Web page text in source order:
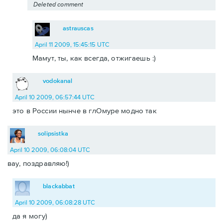
Deleted comment
astrauscas
April 11 2009, 15:45:15 UTC
Мамут, ты, как всегда, отжигаешь :)
vodokanal
April 10 2009, 06:57:44 UTC
это в России нынче в глОмуре модно так
solipsistka
April 10 2009, 06:08:04 UTC
вау, поздравляю!)
blackabbat
April 10 2009, 06:08:28 UTC
да я могу)